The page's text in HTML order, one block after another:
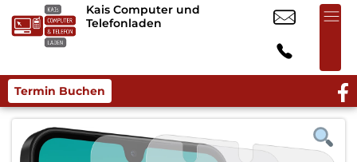
Kais Computer und
Telefonladen
Termin Buchen